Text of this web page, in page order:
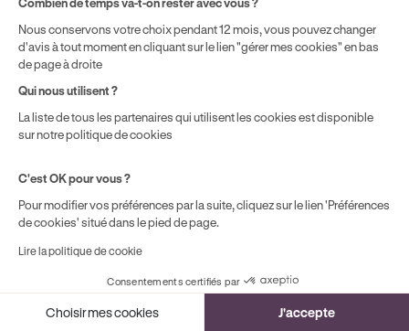
cuisson)
• La protection des objets de valeur au-delà d'un
certain seuil
dépannage d'urgence)
avant de souscrire. Un contrat légèrement plus
complet peut vous éviter de payer de votre poche lors
d'un sinistre.
Nous conservons votre choix pendant 12 mois, vous pouvez changer
d'avis à tout moment en cliquant sur le lien "gérer mes cookies" en bas
de page à droite
Qui nous utilisent ?
La liste de tous les partenaires qui utilisent les cookies est disponible
sur notre politique de cookies
C'est OK pour vous ?
Pour modifier vos préférences par la suite, cliquez sur le lien 'Préférences
de cookies' situé dans le pied de page.
Lire la politique de cookie
Consentements certifiés par
Choisir mes cookies J'accepte
Cookies